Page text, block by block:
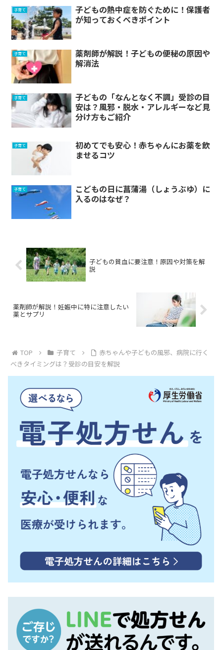
子育て
子どもの熱中症を防ぐために！保護者
が知っておくべきポイント
子育て
薬剤師が解説！子どもの便秘の原因や
解消法
子育て
子どもの「なんとなく不調」受診の目
安は？風邪・脱水・アレルギーなど見
分け方もご紹介
子育て
初めてでも安心！赤ちゃんにお薬を飲
ませるコツ
子育て
こどもの日に菖蒲湯（しょうぶゆ）に
入るのはなぜ？
子どもの貧血に要注意！原因や対策を解
説
薬剤師が解説！妊娠中に特に注意したい
薬とサプリ
TOP 子育て
赤ちゃんや子どもの風邪、病院に行く
べきタイミングは？受診の目安を解説